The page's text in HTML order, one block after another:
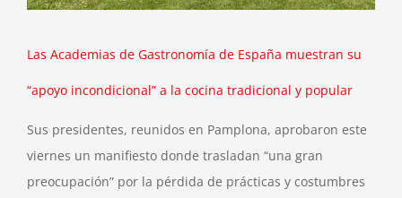
Las Academias de Gastronomía de España muestran su
“apoyo incondicional” a la cocina tradicional y popular
Sus presidentes, reunidos en Pamplona, aprobaron este
viernes un manifiesto donde trasladan “una gran
preocupación” por la pérdida de prácticas y costumbres